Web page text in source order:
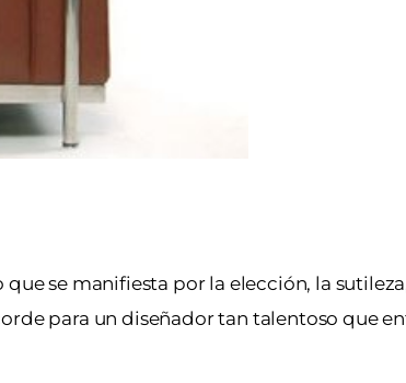
que se manifiesta por la elección, la
para un diseñador tan talentoso que